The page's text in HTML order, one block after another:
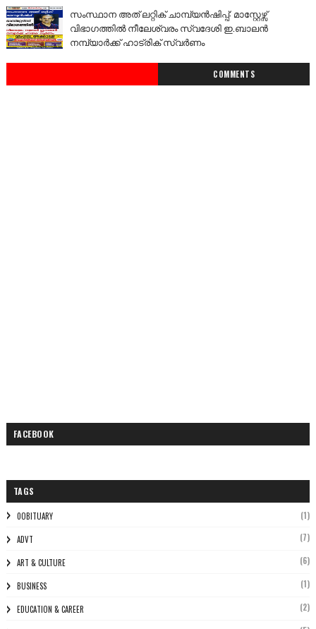
സംസ്ഥാന അത് ലറ്റിക് ചാമ്പ്യൻഷിപ്പ്: മാസ്റ്റേഴ്സ്
വിഭാഗത്തിൽ നീലേശ്വരം സ്വദേശി ഇ.ബാലൻ
നമ്പ്യാർക്ക് ഹാട്രിക് സ്വർണം
COMMENTS
FACEBOOK
TAGS
0OBITUARY (1)
ADVT (7)
ART & CULTURE (6)
BUSINESS (1)
EDUCATION & CAREER (2)